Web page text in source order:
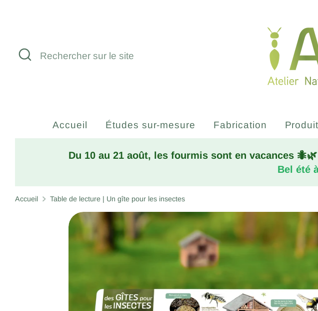
Recherche
Rechercher
Accueil Études sur-mesure Fabrication
Du 10 au 21 août, les fourmis sont en vacances
Bel été
Accueil Table de lecture | Un gîte pour les insectes